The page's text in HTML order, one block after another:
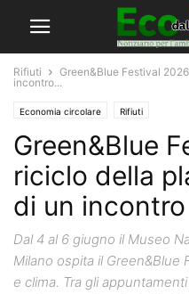
Rifiuti
Green&Blue Festival
incontro...
Economia circolare Rifiuti
Green&Blue
riciclo della
di un
Dal 4 al 6 giugno il Museo
Milano ospita il Green&Blue
e clima. Tra gli